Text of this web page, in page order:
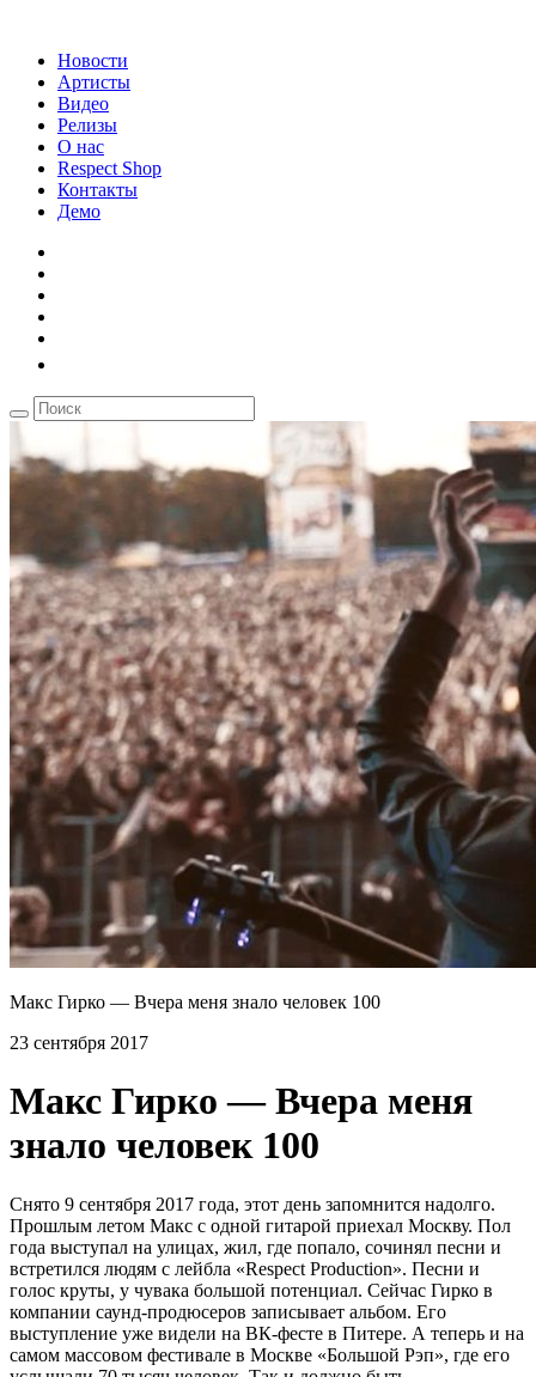
Новости
Артисты
Видео
Релизы
О нас
Respect Shop
Контакты
Демо
Макс Гирко — Вчера меня знало человек 100
23 сентября 2017
Макс Гирко — Вчера меня
знало человек 100
Снято 9 сентября 2017 года, этот день запомнится надолго.
Прошлым летом Макс с одной гитарой приехал Москву. Пол
года выступал на улицах, жил, где попало, сочинял песни и
встретился людям с лейбла «Respect Production». Песни и
голос круты, у чувака большой потенциал. Сейчас Гирко в
компании саунд-продюсеров записывает альбом. Его
выступление уже видели на ВК-фесте в Питере. А теперь и на
самом массовом фестивале в Москве «Большой Рэп», где его